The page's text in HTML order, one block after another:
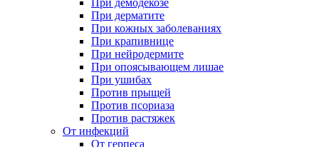
При демодекозе
При дерматите
При кожных заболеваниях
При крапивнице
При нейродермите
При опоясывающем лишае
При ушибах
Против прыщей
Против псориаза
Против растяжек
От инфекций
От герпеса